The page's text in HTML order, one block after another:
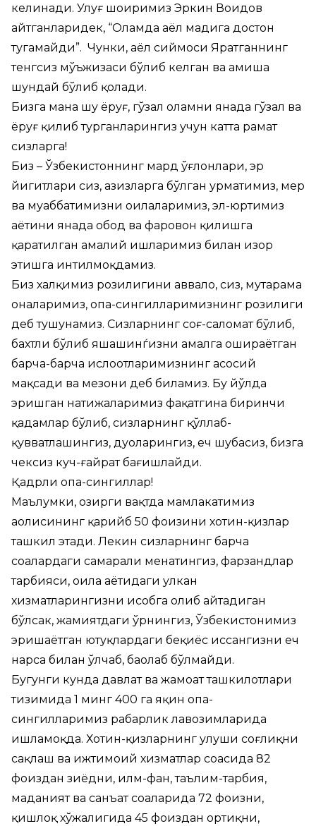
келинади. Улуғ шоиримиз Эркин Воҳидов
айтганларидек, “Оламда аёл мадҳига достон
тугамайди”. Чунки, аёл сиймоси Яратганнинг
тенгсиз мўъжизаси бўлиб келган ва ҳамиша
шундай бўлиб қолади.
Бизга мана шу ёруғ, гўзал оламни янада гўзал ва
ёруғ қилиб турганларингиз учун катта раҳмат
сизларга!
Биз – Ўзбекистоннинг мард ўғлонлари, эр
йигитлари сиз, азизларга бўлган ҳурматимиз, меҳр
ва муҳаббатимизни оилаларимиз, эл-юртимиз
ҳаётини янада обод ва фаровон қилишга
қаратилган амалий ишларимиз билан изҳор
этишга интилмоқдамиз.
Биз халқимиз розилигини аввало, сиз, муҳтарама
оналаримиз, опа-сингилларимизнинг розилиги
деб тушунамиз. Сизларнинг соғ-саломат бўлиб,
бахтли бўлиб яшашинѓизни амалга ошираётган
барча-барча ислоҳотларимизнинг асосий
мақсади ва мезони деб биламиз. Бу йўлда
эришган натижаларимиз фақатгина биринчи
қадамлар бўлиб, сизларнинг қўллаб-
қувватлашингиз, дуоларингиз, ҳеч шубҳасиз, бизга
чексиз куч-ғайрат бағишлайди.
Қадрли опа-сингиллар!
Маълумки, ҳозирги вақтда мамлакатимиз
аҳолисининг қарийб 50 фоизини хотин-қизлар
ташкил этади. Лекин сизларнинг барча
соҳалардаги самарали меҳнатингиз, фарзандлар
тарбияси, оила ҳаётидаги улкан
хизматларингизни ҳисобга олиб айтадиган
бўлсак, жамиятдаги ўрнингиз, Ўзбекистонимиз
эришаётган ютуқлардаги беқиёс ҳиссангизни ҳеч
нарса билан ўлчаб, баҳолаб бўлмайди.
Бугунги кунда давлат ва жамоат ташкилотлари
тизимида 1 минг 400 га яқин опа-
сингилларимиз раҳбарлик лавозимларида
ишламоқда. Хотин-қизларнинг улуши соғлиқни
сақлаш ва ижтимоий хизматлар соҳасида 82
фоиздан зиёдни, илм-фан, таълим-тарбия,
маданият ва санъат соҳаларида 72 фоизни,
қишлоқ хўжалигида 45 фоиздан ортиқни,